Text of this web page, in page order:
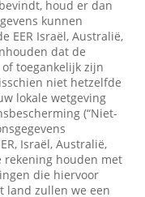
houd er dan
kunnen
EER Israël, Australië,
dat de
toegankelijk zijn
niet hetzelfde
lokale wetgeving
(“Niet-
Israël, Australië,
rekening houden met
die hiervoor
land zullen we een